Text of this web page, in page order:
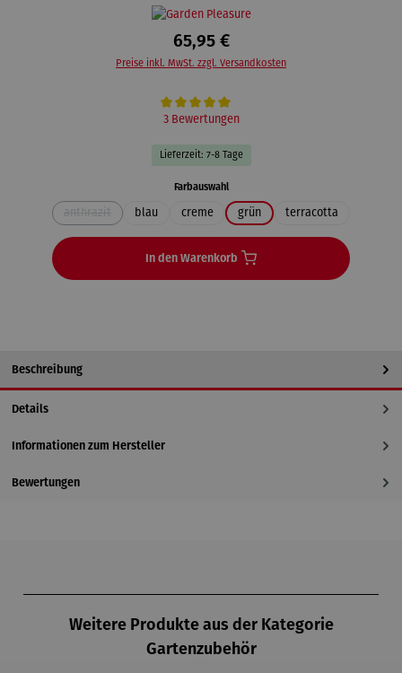
65,95 €
Preise inkl. MwSt. zzgl. Versandkosten
Durchschnittliche Bewertung von 5 von 5 Sternen
3 Bewertungen
Lieferzeit: 7-8 Tage
Farbauswahlauswählen
(Diese Option ist zurzeit nicht verfügbar.)
blau creme grün terracotta
In den Warenkorb
Beschreibung
Details
Informationen zum Hersteller
Bewertungen
Weitere Produkte aus der Kategorie
Gartenzubehör